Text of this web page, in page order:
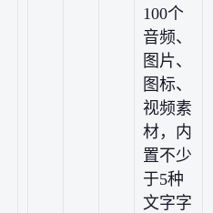
100个
音频、
图片、
图标、
视频素
材，内
置不少
于5种
文字字